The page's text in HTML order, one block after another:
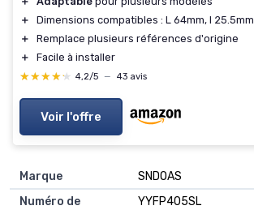
＋
Dimensions compatibles : L 64mm, l 25.5mm
＋
Remplace plusieurs références d'origine
＋
Facile à installer
★★★★★
★★★★★ 4,2/5 — 43 avis
Voir l'offre
Marque
‎SNDOAS
Numéro de
‎YYFP405SL